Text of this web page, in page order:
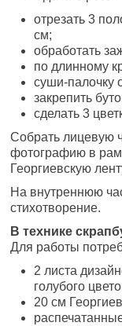
отрезать 3
см;
обработать
по длинному
суши-палочку
закрепить
сделать 3
Собрать лицевую
фотографию в
Георгиевскую
На внутреннюю
стихотворение.
В технике
Для работы
2 листа
голубого
20 см